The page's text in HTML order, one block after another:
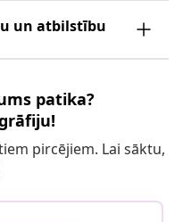
un atbilstību
patika?
pircējiem. Lai sāktu,